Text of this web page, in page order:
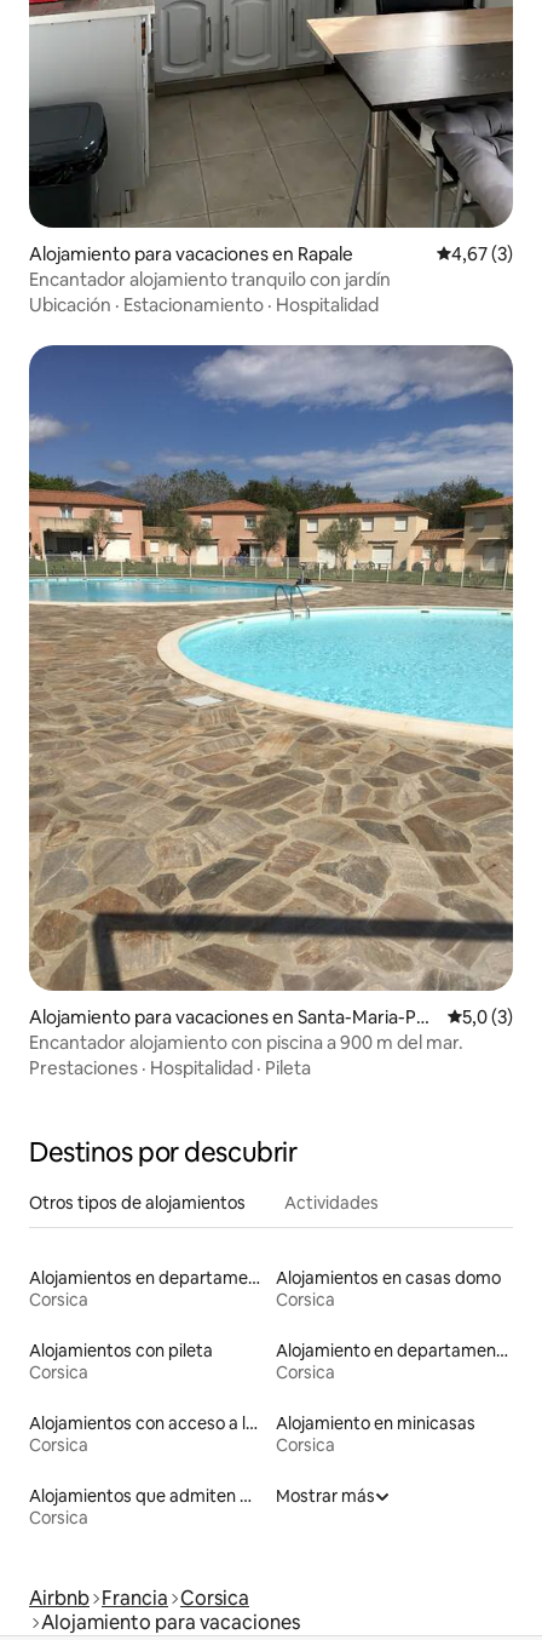
Alojamiento para vacaciones en Rapale Calificación
4,67 (3)
Encantador alojamiento tranquilo con jardín
Ubicación · Estacionamiento · Hospitalidad
Alojamiento para vacaciones en Santa-Maria-Pog
gio
5,0 (3)
Encantador alojamiento con piscina a 900 m del mar.
Prestaciones · Hospitalidad · Pileta
Destinos por descubrir
Otros tipos de alojamientos Actividades
Alojamientos en departamentos con servicios incluidos
Corsica
Alojamientos en casas domo
Corsica
Alojamientos con pileta
Corsica
Alojamiento en departamentos
Corsica
Alojamientos con acceso a las pistas de esquí
Corsica
Alojamiento en minicasas
Corsica
Alojamientos que admiten mascotas
Corsica
Mostrar más
Airbnb Francia Corsica
Alojamiento para vacaciones